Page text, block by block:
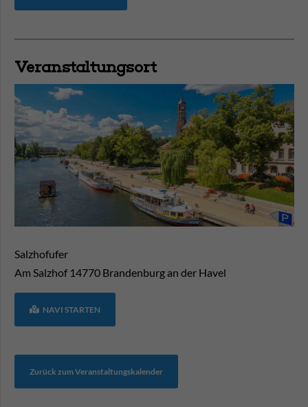
Veranstaltungsort
Salzhofufer
Am Salzhof 14770 Brandenburg an der Havel
NAVI STARTEN
Zurück zum Veranstaltungskalender